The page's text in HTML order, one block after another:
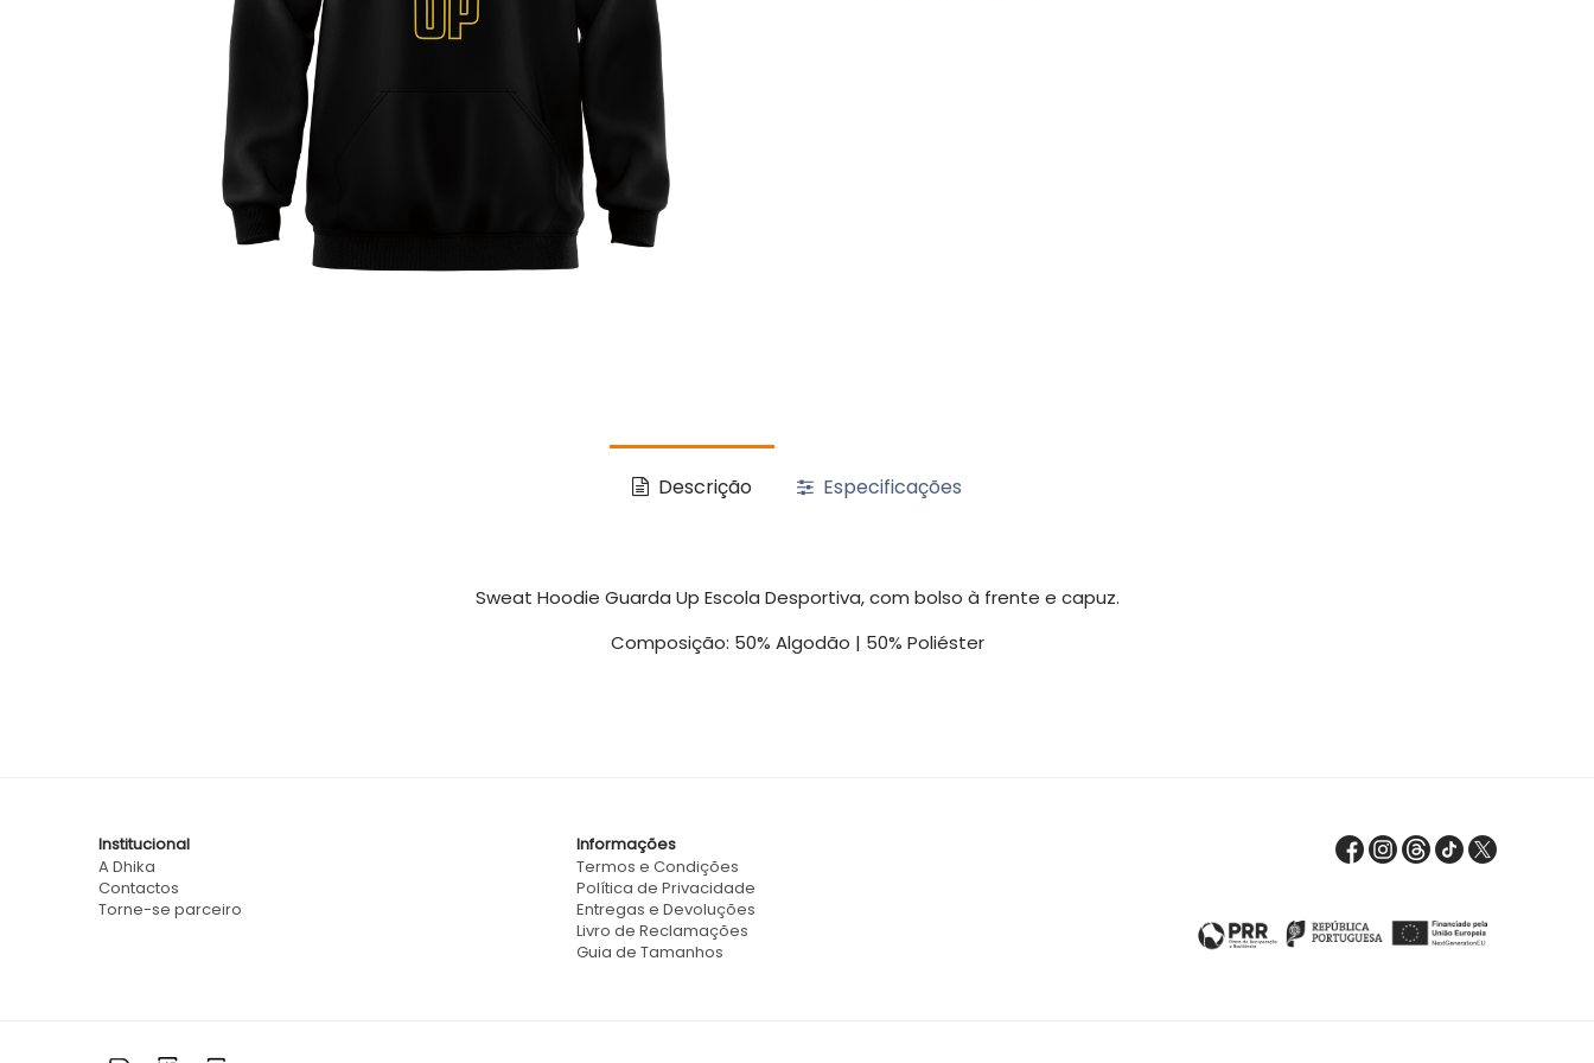
Descrição Especificações
Sweat Hoodie Guarda Up Escola Desportiva, com bolso à frente e capuz.
Composição: 50% Algodão | 50% Poliéster
Institucional
A Dhika
Contactos
Torne-se parceiro
Informações
Termos e Condições
Política de Privacidade
Entregas e Devoluções
Livro de Reclamações
Guia de Tamanhos